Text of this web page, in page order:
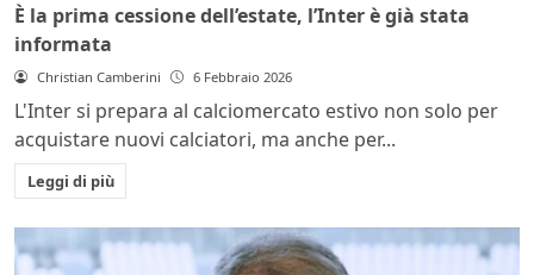
È la prima cessione dell’estate, l’Inter è già stata
informata
Christian Camberini 6 Febbraio 2026
L'Inter si prepara al calciomercato estivo non solo per
acquistare nuovi calciatori, ma anche per...
Leggi di più